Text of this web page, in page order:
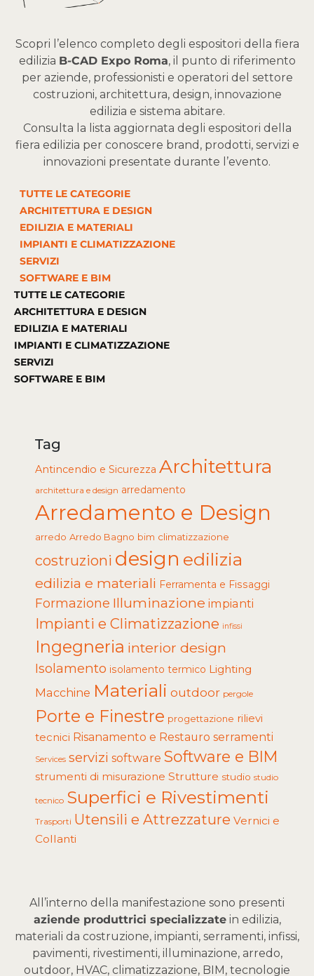
Scopri l’elenco completo degli espositori della fiera
edilizia B-CAD Expo Roma, il punto di riferimento
per aziende, professionisti e operatori del settore
costruzioni, architettura, design, innovazione
edilizia e sistema abitare.
Consulta la lista aggiornata degli espositori della
fiera edilizia per conoscere brand, prodotti, servizi e
innovazioni presentate durante l’evento.
TUTTE LE CATEGORIE
ARCHITETTURA E DESIGN
EDILIZIA E MATERIALI
IMPIANTI E CLIMATIZZAZIONE
SERVIZI
SOFTWARE E BIM
TUTTE LE CATEGORIE
ARCHITETTURA E DESIGN
EDILIZIA E MATERIALI
IMPIANTI E CLIMATIZZAZIONE
SERVIZI
SOFTWARE E BIM
Tag
Antincendio e Sicurezza Architettura
architettura e design arredamento
Arredamento e Design
arredo Arredo Bagno bim climatizzazione
costruzioni design edilizia
edilizia e materiali Ferramenta e Fissaggi
Formazione Illuminazione impianti
Impianti e Climatizzazione infissi
Ingegneria interior design
Isolamento isolamento termico Lighting
Macchine Materiali outdoor pergole
Porte e Finestre progettazione rilievi
tecnici Risanamento e Restauro serramenti
Services servizi software Software e BIM
strumenti di misurazione Strutture studio studio
tecnico Superfici e Rivestimenti
Trasporti Utensili e Attrezzature Vernici e
Collanti
All’interno della manifestazione sono presenti
aziende produttrici specializzatein edilizia,
materiali da costruzione, impianti, serramenti, infissi,
pavimenti, rivestimenti, illuminazione, arredo,
outdoor, HVAC, climatizzazione, BIM, tecnologie